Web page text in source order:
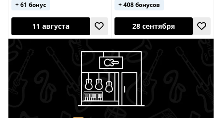
+ 61 бонус + 408 бонусов